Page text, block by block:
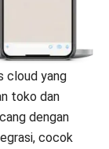
cloud yang
toko dan
dengan
cocok